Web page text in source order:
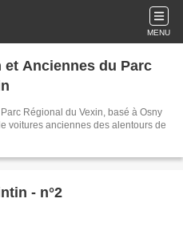
MENU
et Anciennes du Parc
Régional du Vexin, basé à Osny
voitures anciennes des alentours de
- n°2